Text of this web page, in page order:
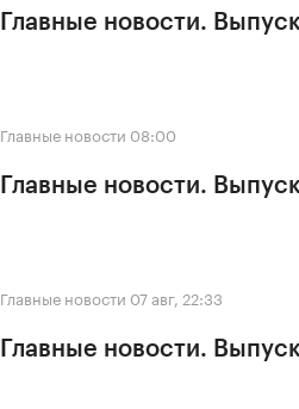
Главные новости.
Главные новости 08:00
Главные новости.
Главные новости 07 авг, 22:33
Главные новости.